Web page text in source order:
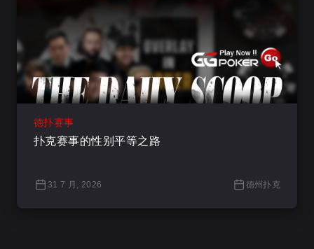
德扑赛事
扑克赛事的性别平等之路
31 7 月, 2026 德州扑克